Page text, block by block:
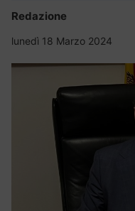
Redazione
lunedì 18 Marzo 2024